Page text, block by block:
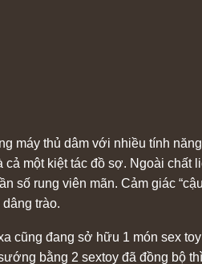
máy thủ dâm với nhiều tính
một kiệt tác đồ sợ. Ngoài
số rung viên mãn. Cảm giác
trào.
cũng đang sở hữu 1 món sex
bằng 2 sextoy đã đồng bộ